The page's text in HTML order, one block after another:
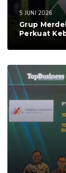
5 JUNI 2026
Grup
Perkuat